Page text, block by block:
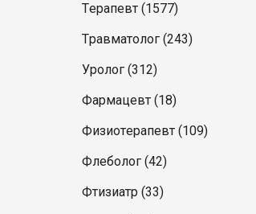
Терапевт (1577)
Травматолог (243)
Уролог (312)
Фармацевт (18)
Физиотерапевт (109)
Флеболог (42)
Фтизиатр (33)